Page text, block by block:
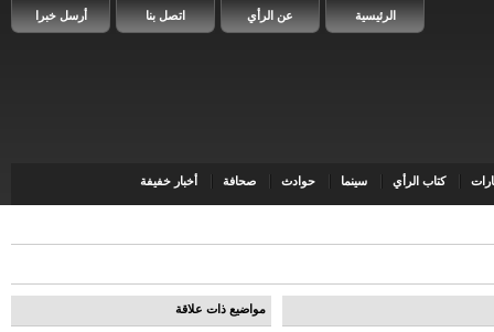
أرسل خبرا اتصل بنا عن الرأي الرئيسية
كتاب الرأي سينما حوادث صحافة أخبار خفيفة
مواضيع ذات علاقة